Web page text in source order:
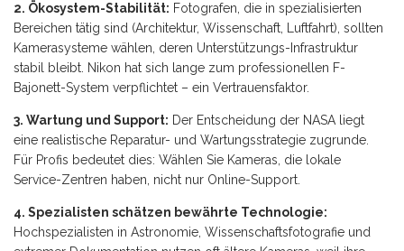
2. Ökosystem-Stabilität: Fotografen, die in spezialisierten
Bereichen tätig sind (Architektur, Wissenschaft, Luftfahrt), sollten
Kamerasysteme wählen, deren Unterstützungs-Infrastruktur
stabil bleibt. Nikon hat sich lange zum professionellen F-
Bajonett-System verpflichtet – ein Vertrauensfaktor.
3. Wartung und Support: Der Entscheidung der NASA liegt
eine realistische Reparatur- und Wartungsstrategie zugrunde.
Für Profis bedeutet dies: Wählen Sie Kameras, die lokale
Service-Zentren haben, nicht nur Online-Support.
4. Spezialisten schätzen bewährte Technologie:
Hochspezialisten in Astronomie, Wissenschaftsfotografie und